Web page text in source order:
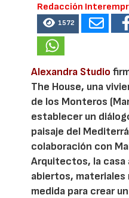
Redacción
1572
Alexandra Studio
The House, una
de los Monteros
establecer un
paisaje del
colaboración con
Arquitectos, la casa
abiertos, materiales
medida para crear